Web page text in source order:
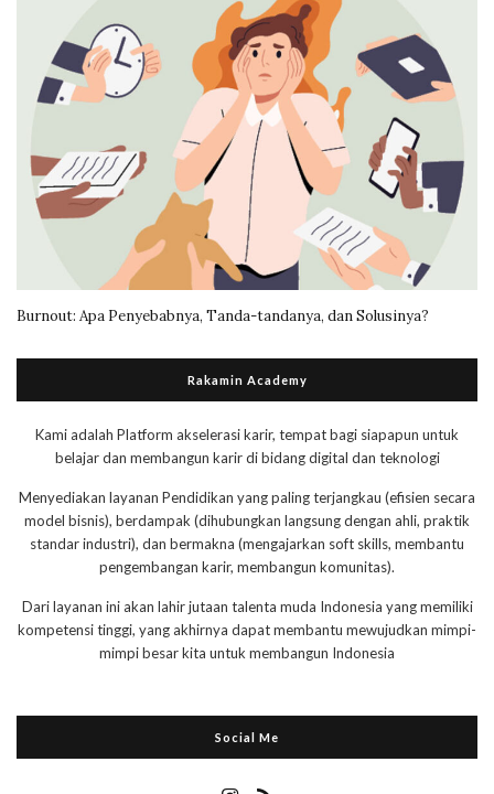
Burnout: Apa Penyebabnya, Tanda-tandanya, dan Solusinya?
Rakamin Academy
Kami adalah Platform akselerasi karir, tempat bagi siapapun untuk
belajar dan membangun karir di bidang digital dan teknologi
Menyediakan layanan Pendidikan yang paling terjangkau (efisien secara
model bisnis), berdampak (dihubungkan langsung dengan ahli, praktik
standar industri), dan bermakna (mengajarkan soft skills, membantu
pengembangan karir, membangun komunitas).
Dari layanan ini akan lahir jutaan talenta muda Indonesia yang memiliki
kompetensi tinggi, yang akhirnya dapat membantu mewujudkan mimpi-
mimpi besar kita untuk membangun Indonesia
Social Me